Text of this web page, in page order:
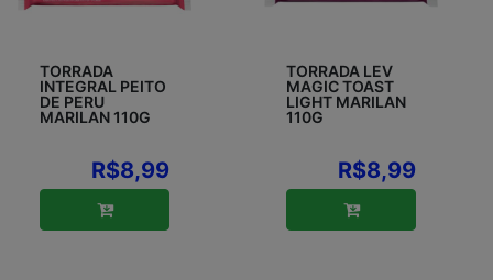
TORRADA
INTEGRAL PEITO
DE PERU
MARILAN 110G
R$8,99
TORRADA LEV
MAGIC TOAST
LIGHT MARILAN
110G
R$8,99